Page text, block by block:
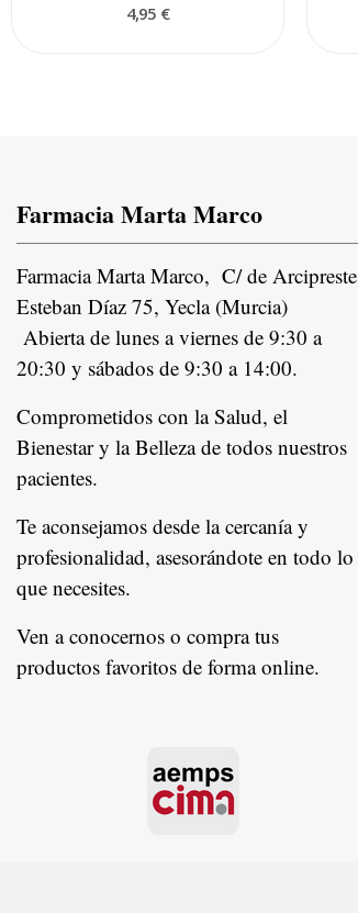
4,95 €
Farmacia Marta Marco
Farmacia Marta Marco, C/ de Arcipreste
Esteban Díaz 75, Yecla (Murcia)
Abierta de lunes a viernes de 9:30 a
20:30 y sábados de 9:30 a 14:00.
Comprometidos con la Salud, el
Bienestar y la Belleza de todos nuestros
pacientes.
Te aconsejamos desde la cercanía y
profesionalidad, asesorándote en todo lo
que necesites.
Ven a conocernos o compra tus
productos favoritos de forma online.